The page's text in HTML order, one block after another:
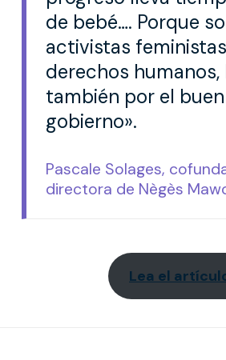
de bebé…. Porque
activistas
derechos
también por el buen
gobierno».
Pascale Solages,
directora de Nègès
Lea el